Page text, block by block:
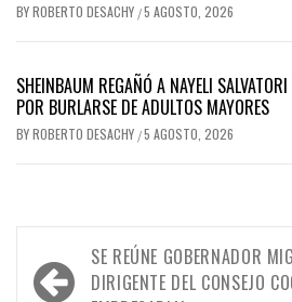
BYROBERTO DESACHY /5 AGOSTO, 2026
SHEINBAUM REGAÑÓ A NAYELI
POR BURLARSE DE ADULTOS MAYORES
BYROBERTO DESACHY /5 AGOSTO, 2026
Navegación
de
SE REÚNE GOBERNADOR
DIRIGENTE DEL CONSEJO